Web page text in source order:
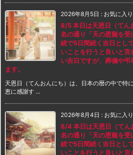
2026年8月5日 : お気に入り
8/5 本日は天恩日（てん
名の通り「天の恩寵を
続で5日間続く吉日とし
いことを行うと良いと
い吉日ですが、葬儀や
ます。
天恩日（てんおんにち）は、日本の暦の中で特
恵に感謝す ...
2026年8月4日 : お気に入り
8/4 本日は天恩日（てん
名の通り「天の恩寵を
続で5日間続く吉日とし
いことを行うと良いと